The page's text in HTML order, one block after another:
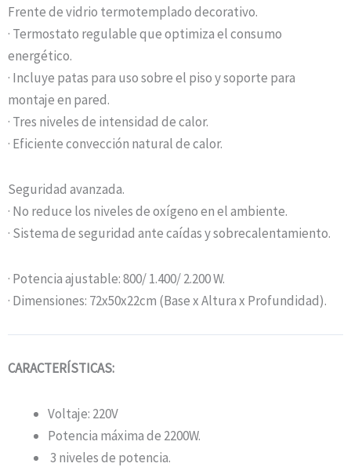
Frente de vidrio termotemplado decorativo.
· Termostato regulable que optimiza el consumo
energético.
· Incluye patas para uso sobre el piso y soporte para
montaje en pared.
· Tres niveles de intensidad de calor.
· Eficiente convección natural de calor.
Seguridad avanzada.
· No reduce los niveles de oxígeno en el ambiente.
· Sistema de seguridad ante caídas y sobrecalentamiento.
· Potencia ajustable: 800/ 1.400/ 2.200 W.
· Dimensiones: 72x50x22cm (Base x Altura x Profundidad).
CARACTERÍSTICAS:
Voltaje: 220V
Potencia máxima de 2200W.
3 niveles de potencia.